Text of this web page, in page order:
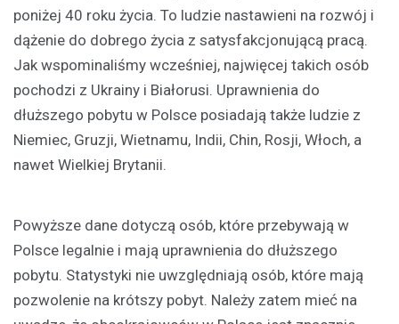
poniżej 40 roku życia. To ludzie nastawieni na rozwój i
dążenie do dobrego życia z satysfakcjonującą pracą.
Jak wspominaliśmy wcześniej, najwięcej takich osób
pochodzi z Ukrainy i Białorusi. Uprawnienia do
dłuższego pobytu w Polsce posiadają także ludzie z
Niemiec, Gruzji, Wietnamu, Indii, Chin, Rosji, Włoch, a
nawet Wielkiej Brytanii.
Powyższe dane dotyczą osób, które przebywają w
Polsce legalnie i mają uprawnienia do dłuższego
pobytu. Statystyki nie uwzględniają osób, które mają
pozwolenie na krótszy pobyt. Należy zatem mieć na